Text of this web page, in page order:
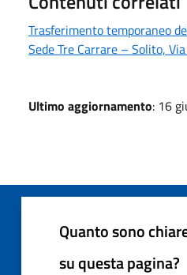
Trasferimento temporaneo
Sede Tre Carrare – Solito,
Ultimo aggiornamento: 16
Quanto sono
su questa pagina?